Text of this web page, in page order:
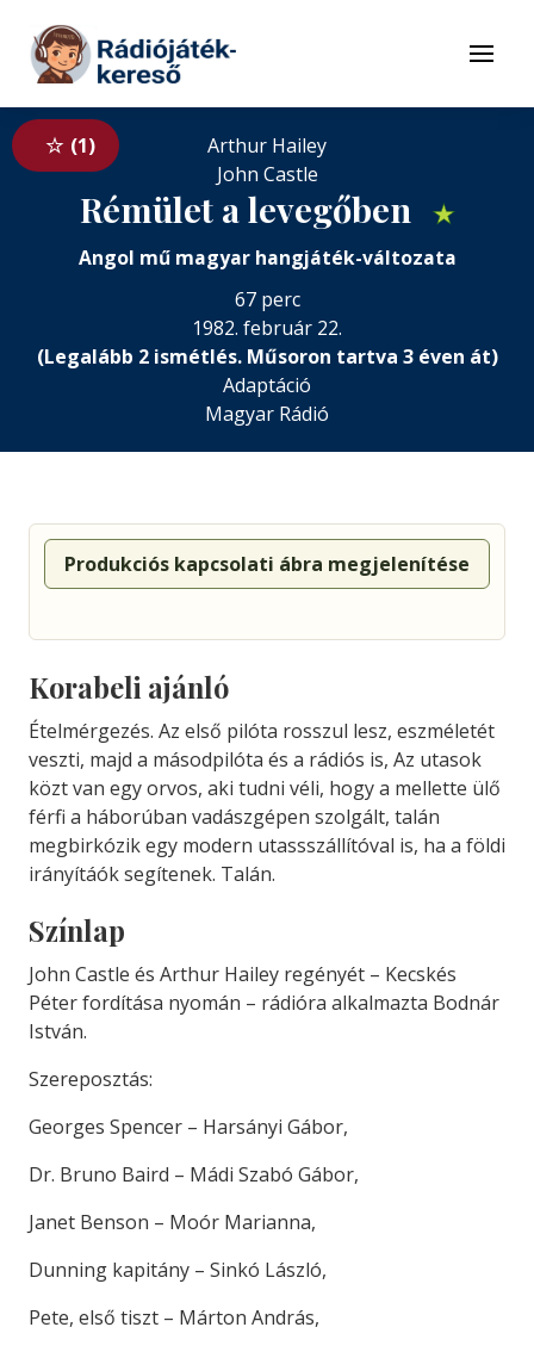
Tovább a tartalomhoz
Menü
1
Arthur Hailey
John Castle
Rémület a levegőben ★
Angol mű magyar hangjáték-változata
67 perc
1982. február 22.
(Legalább 2 ismétlés. Műsoron tartva 3 éven át)
Adaptáció
Magyar Rádió
Produkciós kapcsolati ábra megjelenítése
Korabeli ajánló
Ételmérgezés. Az első pilóta rosszul lesz, eszméletét
veszti, majd a másodpilóta és a rádiós is, Az utasok
közt van egy orvos, aki tudni véli, hogy a mellette ülő
férfi a háborúban vadászgépen szolgált, talán
megbirkózik egy modern utassszállítóval is, ha a földi
irányítáók segítenek. Talán.
Színlap
John Castle és Arthur Hailey regényét – Kecskés
Péter fordítása nyomán – rádióra alkalmazta Bodnár
István.
Szereposztás:
Georges Spencer – Harsányi Gábor,
Dr. Bruno Baird – Mádi Szabó Gábor,
Janet Benson – Moór Marianna,
Dunning kapitány – Sinkó László,
Pete, első tiszt – Márton András,